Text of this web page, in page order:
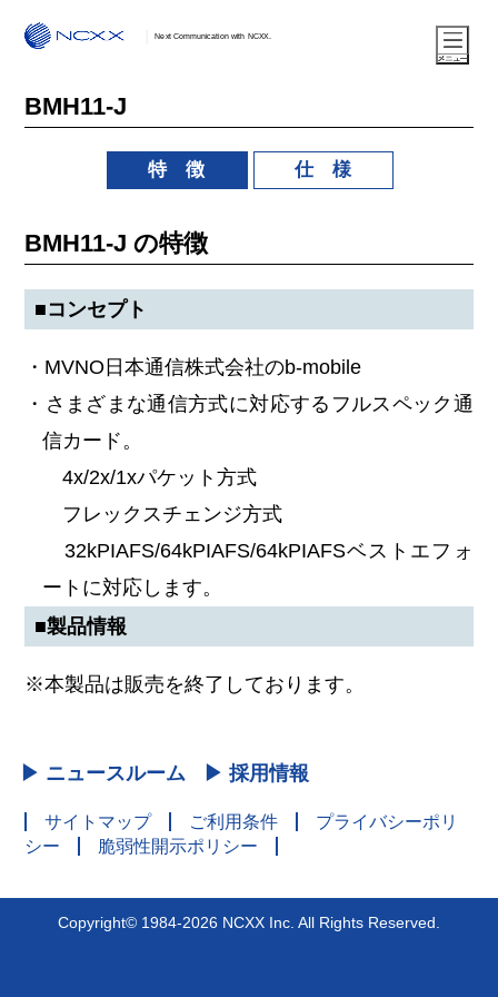
Next Communication with NCXX.
BMH11-J
特 徴 仕 様
BMH11-J の特徴
■コンセプト
・MVNO日本通信株式会社のb-mobile
・さまざまな通信方式に対応するフルスペック通
信カード。
4x/2x/1xパケット方式
フレックスチェンジ方式
32kPIAFS/64kPIAFS/64kPIAFSベストエフォ
ートに対応します。
■製品情報
※本製品は販売を終了しております。
▶ ニュースルーム ▶ 採用情報
サイトマップ ご利用条件
プライバシーポリ
シー
脆弱性開示ポリシー
Copyright© 1984-2026 NCXX Inc. All Rights Reserved.